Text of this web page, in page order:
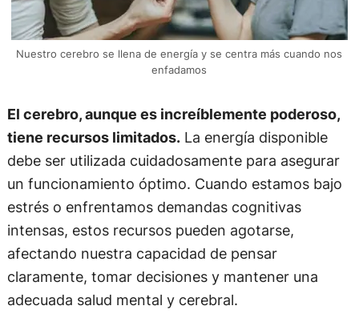
Nuestro cerebro se llena de energía y se centra más cuando nos
enfadamos
El cerebro, aunque es increíblemente poderoso,
tiene recursos limitados.La energía disponible
debe ser utilizada cuidadosamente para asegurar
un funcionamiento óptimo. Cuando estamos bajo
estrés o enfrentamos demandas cognitivas
intensas, estos recursos pueden agotarse,
afectando nuestra capacidad de pensar
claramente, tomar decisiones y mantener una
adecuada salud mental y cerebral.